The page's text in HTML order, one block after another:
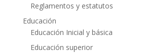
Reglamentos y estatutos
Educación
Educación Inicial y básica
Educación superior